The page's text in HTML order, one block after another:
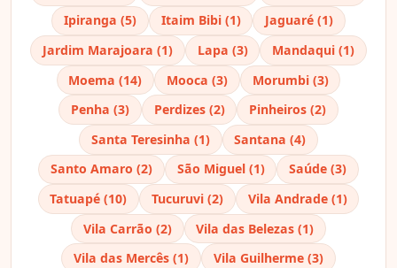
Ipiranga (5)
Itaim Bibi (1)
Jaguaré (1)
Jardim Marajoara (1)
Lapa (3)
Mandaqui (1)
Moema (14)
Mooca (3)
Morumbi (3)
Penha (3)
Perdizes (2)
Pinheiros (2)
Santa Teresinha (1)
Santana (4)
Santo Amaro (2)
São Miguel (1)
Saúde (3)
Tatuapé (10)
Tucuruvi (2)
Vila Andrade (1)
Vila Carrão (2)
Vila das Belezas (1)
Vila das Mercês (1)
Vila Guilherme (3)